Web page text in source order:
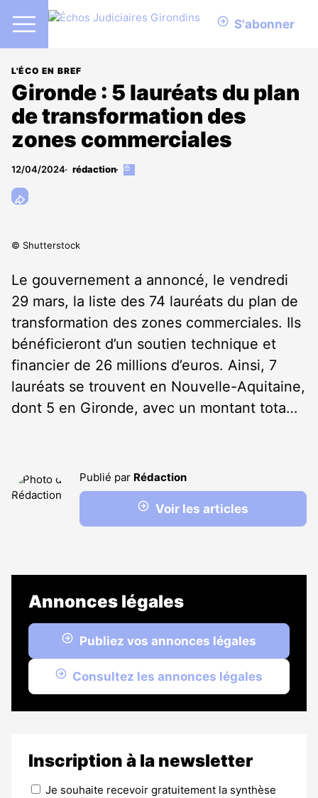
S'abonner
L'ÉCO EN BREF
Gironde : 5 lauréats du plan
de transformation des
zones commerciales
12/04/2024 rédaction
Cet
© Shutterstock
Le gouvernement a annoncé, le vendredi
29 mars, la liste des 74 lauréats du plan de
transformation des zones commerciales. Ils
bénéficieront d’un soutien technique et
financier de 26 millions d’euros. Ainsi, 7
lauréats se trouvent en Nouvelle-Aquitaine,
dont 5 en Gironde, avec un montant tota…
Publié par Rédaction
Voir les articles
Annonces légales
Publiez vos annonces légales
Consultez les annonces légales
Inscription à la newsletter
Je souhaite recevoir gratuitement la synthèse